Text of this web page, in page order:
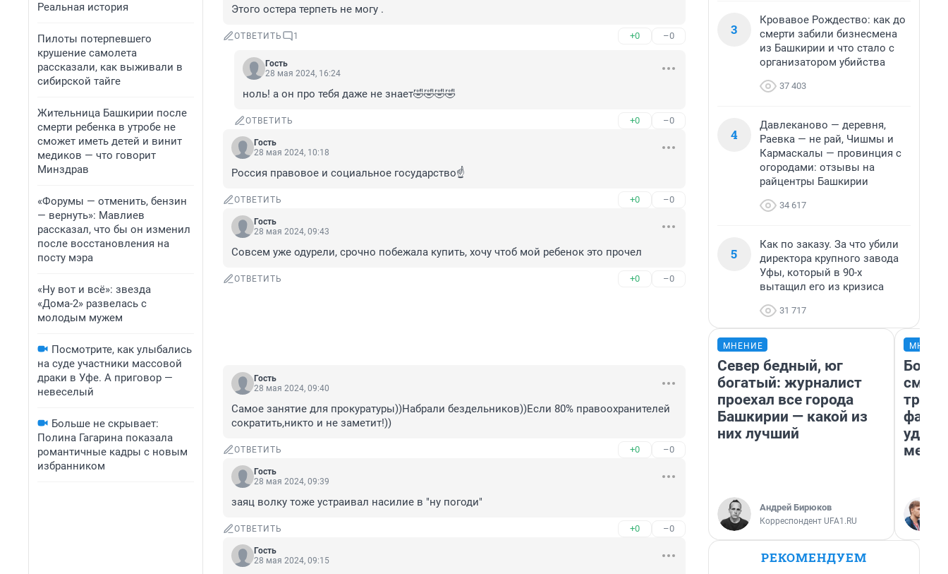
Реальная история
Пилоты потерпевшего
крушение самолета
рассказали, как выживали в
сибирской тайге
Жительница Башкирии после
смерти ребенка в утробе не
сможет иметь детей и винит
медиков — что говорит
Минздрав
«Форумы — отменить, бензин
— вернуть»: Мавлиев
рассказал, что бы он изменил
после восстановления на
посту мэра
«Ну вот и всё»: звезда
«Дома-2» развелась с
молодым мужем
Посмотрите, как улыбались
на суде участники массовой
драки в Уфе. А приговор —
невеселый
Больше не скрывает:
Полина Гагарина показала
романтичные кадры с новым
избранником
Этого остера терпеть не могу .
ОТВЕТИТЬ 1 +0 –0
Гость
28 мая 2024, 16:24
ноль! а он про тебя даже не знает🤣🤣🤣🤣
ОТВЕТИТЬ +0 –0
Гость
28 мая 2024, 10:18
Россия правовое и социальное государство☝️
ОТВЕТИТЬ +0 –0
Гость
28 мая 2024, 09:43
Совсем уже одурели, срочно побежала купить, хочу чтоб мой ребенок это прочел
ОТВЕТИТЬ +0 –0
Гость
28 мая 2024, 09:40
Самое занятие для прокуратуры))Набрали бездельников))Если 80% правоохранителей
сократить,никто и не заметит!))
ОТВЕТИТЬ +0 –0
Гость
28 мая 2024, 09:39
заяц волку тоже устраивал насилие в "ну погоди"
ОТВЕТИТЬ +0 –0
Гость
28 мая 2024, 09:15
3
Кровавое Рождество: как до
смерти забили бизнесмена
из Башкирии и что стало с
организатором убийства
37 403
4
Давлеканово — деревня,
Раевка — не рай, Чишмы и
Кармаскалы — провинция с
огородами: отзывы на
райцентры Башкирии
34 617
5
Как по заказу. За что убили
директора крупного завода
Уфы, который в 90-х
вытащил его из кризиса
31 717
МНЕНИЕ
Север бедный, юг
богатый: журналист
проехал все города
Башкирии — какой из
них лучший
Андрей Бирюков
Корреспондент UFA1.RU
месте
РЕКОМЕНДУЕМ